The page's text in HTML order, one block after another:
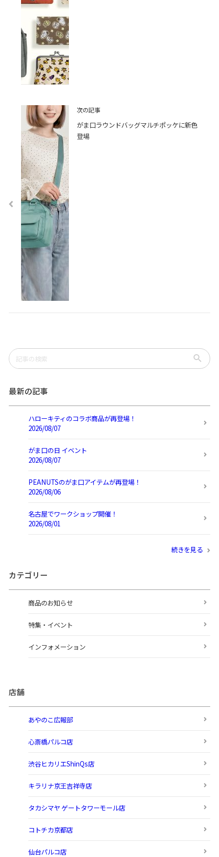
次の記事
がま口ラウンドバッグマルチポッケに新色
登場
最新の記事
ハローキティのコラボ商品が再登場！
2026/08/07
がま口の日 イベント
2026/08/07
PEANUTSのがま口アイテムが再登場！
2026/08/06
名古屋でワークショップ開催！
2026/08/01
続きを見る
カテゴリー
商品のお知らせ
特集・イベント
インフォメーション
店舗
あやのこ広報部
心斎橋パルコ店
渋谷ヒカリエShinQs店
キラリナ京王吉祥寺店
タカシマヤ ゲートタワーモール店
コトチカ京都店
仙台パルコ店